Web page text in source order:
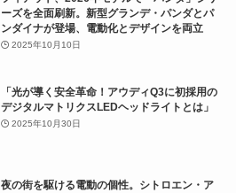
ーズを全面刷新。新型グランデ・パンダとパ
ンダイナが登場、電動化とデザインを両立
2025年10月10日
「光が導く安全革命！アウディQ3に初採用の
デジタルマトリクスLEDヘッドライトとは」
2025年10月30日
夜の街を駆ける電動の個性。シトロエン・ア